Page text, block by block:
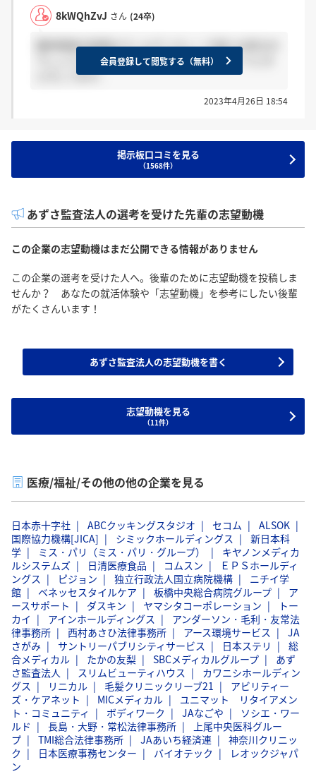
8kWQhZvJ さん (24卒)
最終面接の結果はゴールデンウィーク前には来るの
でしょうか..ずっとスマホから離れられなくてどき
どきしてます..
会員登録して閲覧する（無料）
2023年4月26日 18:54
掲示板口コミを見る
（1568件）
あずさ監査法人の選考を受けた先輩の志望動機
この企業の志望動機はまだ公開できる情報がありません
この企業の選考を受けた人へ。後輩のために志望動機を投稿しま
せんか？ あなたの就活体験や「志望動機」を参考にしたい後輩
がたくさんいます！
あずさ監査法人の志望動機を書く
志望動機を見る
（11件）
医療/福祉/その他の他の企業を見る
日本赤十字社 ABCクッキングスタジオ セコム
ALSOK
国際協力機構[JICA]
シミックホールディングス
新日本科
学
ミス・パリ（ミス・パリ・グループ）
キヤノンメディカ
ルシステムズ
日清医療食品 コムスン
ＥＰＳホールディ
ングス
ピジョン 独立行政法人国立病院機構
ニチイ学
館
ベネッセスタイルケア 板橋中央総合病院グループ
ア
ースサポート
ダスキン ヤマシタコーポレーション
トー
カイ
アインホールディングス
アンダーソン・毛利・友常法
律事務所
西村あさひ法律事務所 アース環境サービス
JA
さがみ
サントリーパブリシティサービス 日本ステリ
総
合メディカル
たかの友梨 SBCメディカルグループ
あず
さ監査法人
スリムビューティハウス
カワニシホールディン
グス
リニカル 毛髪クリニックリーブ21
アビリティー
ズ・ケアネット
MICメディカル
ユニマット リタイアメン
ト・コミュニティ
ボディワーク JAなごや
ソシエ・ワー
ルド
長島・大野・常松法律事務所
上尾中央医科グルー
プ
TMI総合法律事務所 JAあいち経済連
神奈川クリニッ
ク
日本医療事務センター バイオテック
レオックジャパ
ン